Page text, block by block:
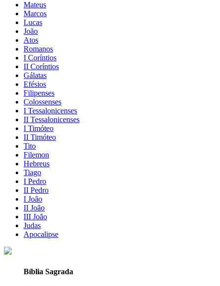
Mateus
Marcos
Lucas
João
Atos
Romanos
I Coríntios
II Coríntios
Gálatas
Efésios
Filipenses
Colossenses
I Tessalonicenses
II Tessalonicenses
I Timóteo
II Timóteo
Tito
Filemon
Hebreus
Tiago
I Pedro
II Pedro
I João
II João
III João
Judas
Apocalipse
Bíblia Sagrada